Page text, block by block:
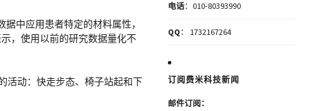
中应用患者特定的材料属性，
，使用以前的研究数据量化不
活动：快走步态、椅子站起和下
电话：010-80393990
QQ ： 1732167264
订阅费米科技新闻
邮件订阅：